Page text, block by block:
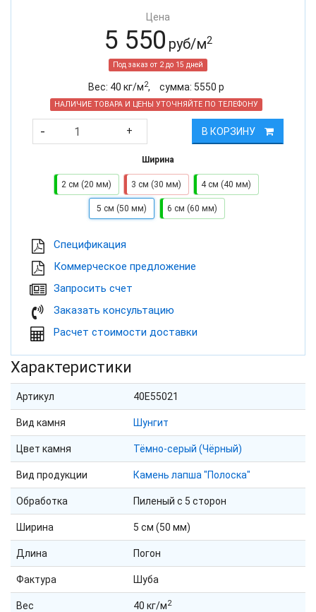
Цена
5 550 руб/м2
Под заказ от 2 до 15 дней
Вес: 40 кг/м2, cумма: 5550 р
НАЛИЧИЕ ТОВАРА И ЦЕНЫ УТОЧНЯЙТЕ ПО ТЕЛЕФОНУ
- + В КОРЗИНУ
Ширина
2 см (20 мм) 3 см (30 мм) 4 см (40 мм)
5 см (50 мм) 6 см (60 мм)
Cпецификация
Коммерческое предложение
Запросить счет
Заказать консультацию
Расчет стоимости доставки
Характеристики
Артикул 40E55021
Вид камня Шунгит
Цвет камня Тёмно-серый (Чёрный)
Вид продукции Камень лапша "Полоска"
Обработка Пиленый с 5 сторон
Ширина 5 см (50 мм)
Длина Погон
Фактура Шуба
Вес 40 кг/м2